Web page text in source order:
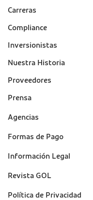
Carreras
Compliance
Inversionistas
Nuestra Historia
Proveedores
Prensa
Suporte
Agencias
Formas de Pago
Información Legal
Revista GOL
Política de Privacidad